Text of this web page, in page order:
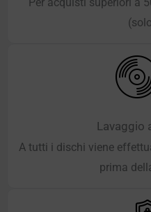
Lavaggio
A tutti i dischi viene
prima